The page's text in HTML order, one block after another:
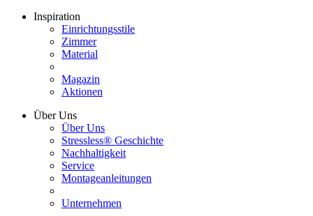
Inspiration
Einrichtungsstile
Zimmer
Material
Magazin
Aktionen
Über Uns
Über Uns
Stressless® Geschichte
Nachhaltigkeit
Service
Montageanleitungen
Unternehmen